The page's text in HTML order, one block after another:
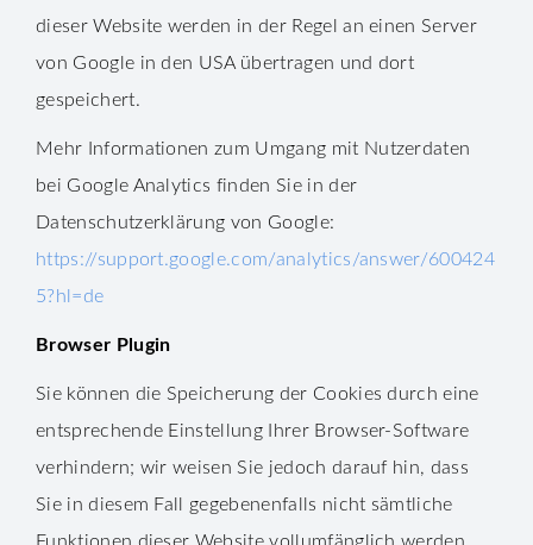
dieser Website werden in der Regel an einen Server
von Google in den USA übertragen und dort
gespeichert.
Mehr Informationen zum Umgang mit Nutzerdaten
bei Google Analytics finden Sie in der
Datenschutzerklärung von Google:
https://support.google.com/analytics/answer/600424
5?hl=de
Browser Plugin
Sie können die Speicherung der Cookies durch eine
entsprechende Einstellung Ihrer Browser-Software
verhindern; wir weisen Sie jedoch darauf hin, dass
Sie in diesem Fall gegebenenfalls nicht sämtliche